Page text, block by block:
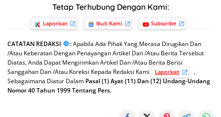
Tetap Terhubung Dengan Kami:
Laporkan Ikuti Kami Subscribe
CATATAN REDAKSI :Apabila Ada Pihak Yang Merasa Dirugikan Dan
/Atau Keberatan Dengan Penayangan Artikel Dan /Atau Berita Tersebut
Diatas, Anda Dapat Mengirimkan Artikel Dan /Atau Berita Berisi
Sanggahan Dan /Atau Koreksi Kepada Redaksi Kami
Laporkan
,
Sebagaimana Diatur Dalam Pasal (1) Ayat (11) Dan (12) Undang-Undang
Nomor 40 Tahun 1999 Tentang Pers.